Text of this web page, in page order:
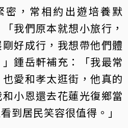
密，常相約出遊培養默
我們原本就想小旅行，
好成行，我想帶他們體
鍾岳軒補充：「我最常
愛和孝太逛街，他真的
小恩還去花蓮光復鄉當
到居民笑容很值得。」